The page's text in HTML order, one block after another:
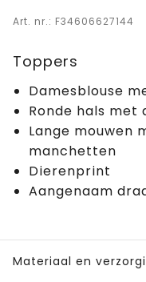
Art. nr.: F34606627144
Toppers
Damesblouse
Ronde hals
Lange mouwen
manchetten
Dierenprint
Aangenaam
Materiaal en